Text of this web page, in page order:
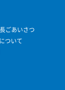
ごあいさつ
ついて